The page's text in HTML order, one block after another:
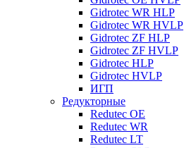
Gidrotec WR HLP
Gidrotec WR HVLP
Gidrotec ZF HLP
Gidrotec ZF HVLP
Gidrotec HLP
Gidrotec HVLP
ИГП
Редукторные
Redutec OE
Redutec WR
Redutec LT